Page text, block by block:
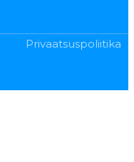
Privaatsuspoliitika